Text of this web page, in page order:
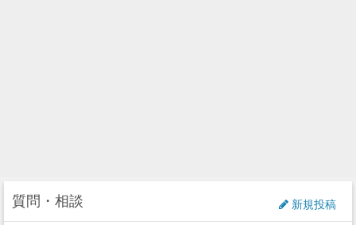
質問・相談 新規投稿